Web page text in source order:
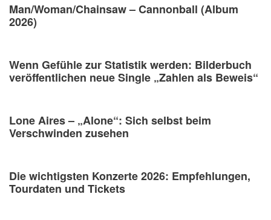
Man/Woman/Chainsaw – Cannonball (Album
2026)
Wenn Gefühle zur Statistik werden: Bilderbuch
veröffentlichen neue Single „Zahlen als Beweis“
Lone Aires – „Alone“: Sich selbst beim
Verschwinden zusehen
Die wichtigsten Konzerte 2026: Empfehlungen,
Tourdaten und Tickets